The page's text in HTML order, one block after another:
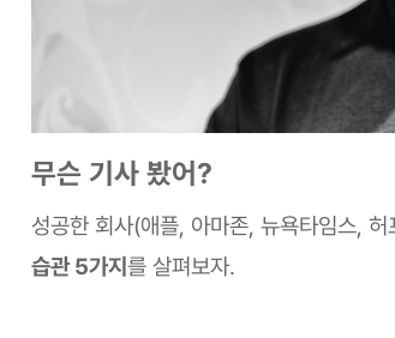
무슨 기사 봤어?
성공한 회사(애플, 아마존, 뉴욕타임스,
습관 5가지 를 살펴보자.